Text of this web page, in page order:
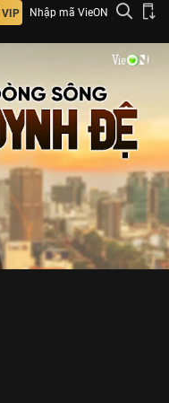
VIP Nhập mã VieON